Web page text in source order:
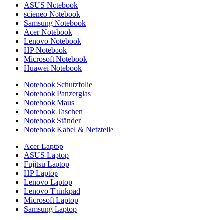
ASUS Notebook
scieneo Notebook
Samsung Notebook
Acer Notebook
Lenovo Notebook
HP Notebook
Microsoft Notebook
Huawei Notebook
Notebook Schutzfolie
Notebook Panzerglas
Notebook Maus
Notebook Taschen
Notebook Ständer
Notebook Kabel & Netzteile
Acer Laptop
ASUS Laptop
Fujitsu Laptop
HP Laptop
Lenovo Laptop
Lenovo Thinkpad
Microsoft Laptop
Samsung Laptop